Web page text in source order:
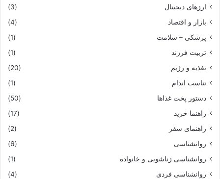
ارزهای دیجیتال
(3)
بازار و اقتصاد
(4)
پزشکی – سلامت
(1)
تربیت فرزند
(1)
تغذیه و رژیم
(20)
تناسب اندام
(1)
دستور پخت غذاها
(50)
راهنما خرید
(17)
راهنمای سفر
(2)
روانشناسی
(6)
روانشناسی زناشویی و خانواده
(1)
روانشناسی فردی
(4)